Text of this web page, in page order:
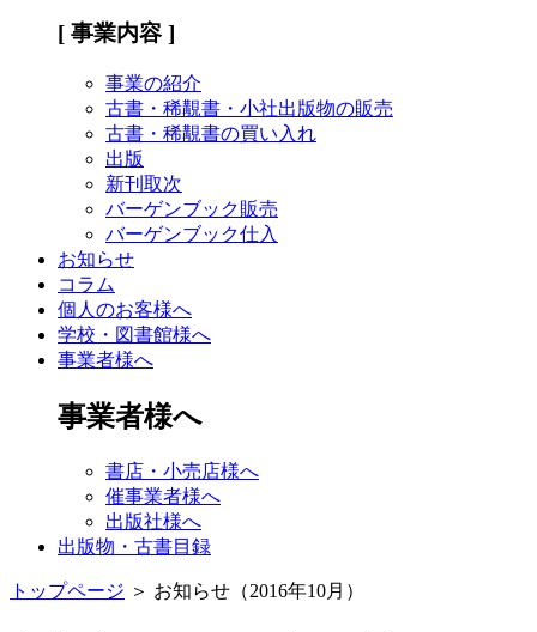
[ 事業内容 ]
事業の紹介
古書・稀覯書・小社出版物の販売
古書・稀覯書の買い入れ
出版
新刊取次
バーゲンブック販売
バーゲンブック仕入
お知らせ
コラム
個人のお客様へ
学校・図書館様へ
事業者様へ
事業者様へ
書店・小売店様へ
催事業者様へ
出版社様へ
出版物・古書目録
トップページ ＞ お知らせ（2016年10月）